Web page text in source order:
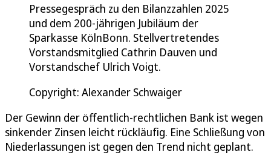
Pressegespräch zu den Bilanzzahlen 2025
und dem 200-jährigen Jubiläum der
Sparkasse KölnBonn. Stellvertretendes
Vorstandsmitglied Cathrin Dauven und
Vorstandschef Ulrich Voigt.
Copyright: Alexander Schwaiger
Der Gewinn der öffentlich-rechtlichen Bank ist wegen
sinkender Zinsen leicht rückläufig. Eine Schließung von
Niederlassungen ist gegen den Trend nicht geplant.